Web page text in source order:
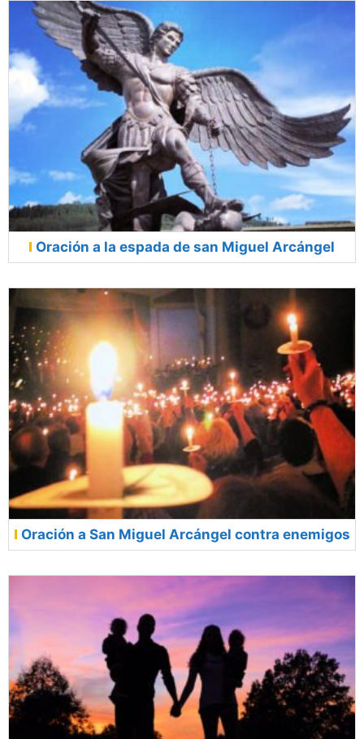
Oración a la espada de san Miguel Arcángel
Oración a San Miguel Arcángel contra enemigos